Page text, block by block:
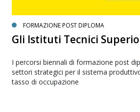
FORMAZIONE POST DIPLOMA
Gli Istituti Tecnici
I percorsi biennali di formazione post
settori strategici per il sistema
tasso di occupazione